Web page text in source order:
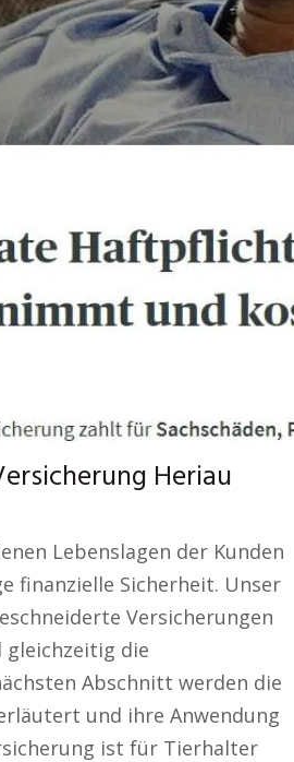
Heriau
Lebenslagen der Kunden
finanzielle Sicherheit. Unser
Versicherungen
gleichzeitig die
Abschnitt werden die
und ihre Anwendung
ist für Tierhalter